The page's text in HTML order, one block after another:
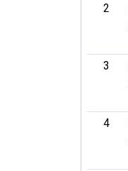
2
3
4